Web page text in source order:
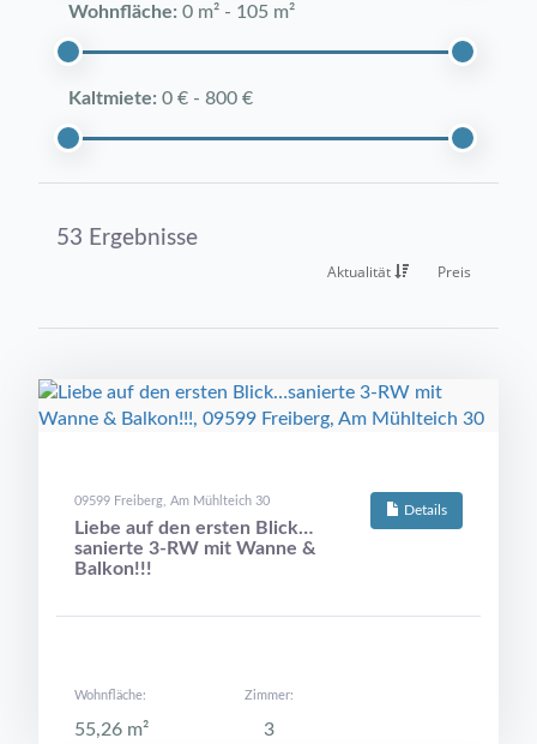
Wohnfläche: 0 m² - 105 m²
Kaltmiete: 0 € - 800 €
53 Ergebnisse
Aktualität Preis
Details
09599 Freiberg, Am Mühlteich 30
Liebe auf den ersten Blick…
sanierte 3-RW mit Wanne &
Balkon!!!
Wohnfläche:
55,26 m²
Zimmer:
3